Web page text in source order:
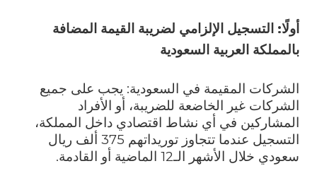
أولًا: التسجيل الإلزامي لضريبة القيمة المضافة
بالمملكة العربية السعودية
الشركات المقيمة في السعودية: يجب على جميع
الشركات غير الخاضعة للضريبة، أو الأفراد
المشاركين في أي نشاط اقتصادي داخل المملكة،
التسجيل عندما تتجاوز توريداتهم 375 ألف ريال
سعودي خلال الأشهر الـ12 الماضية أو القادمة.